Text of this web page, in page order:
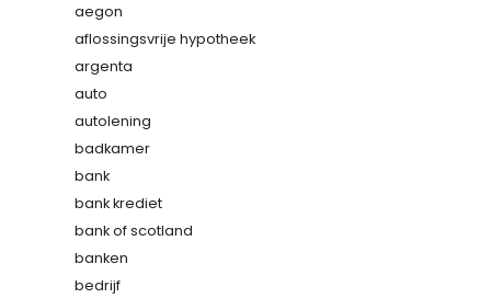
aegon
aflossingsvrije hypotheek
argenta
auto
autolening
badkamer
bank
bank krediet
bank of scotland
banken
bedrijf